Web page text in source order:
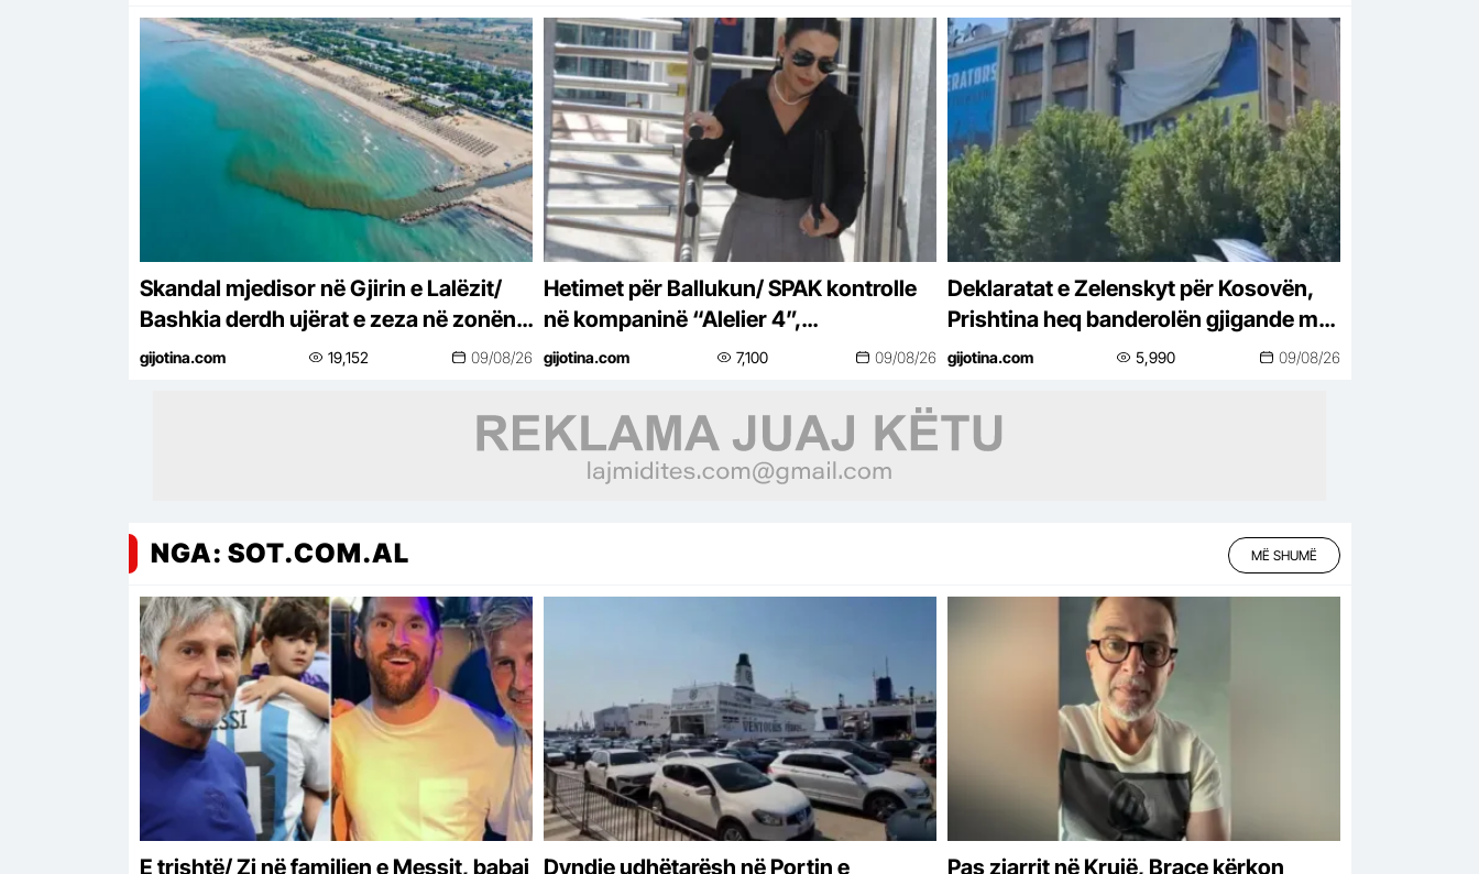
Skandal mjedisor në Gjirin e Lalëzit/
Bashkia derdh ujërat e zeza në zonën
elitare të Adriatikut
gijotina.com 19,152 09/08/26
Hetimet për Ballukun/ SPAK kontrolle
në kompaninë “Alelier 4”,
sekuestrohet projekti i vilës luksoze
gijotina.com 7,100 09/08/26
Deklaratat e Zelenskyt për Kosovën,
Prishtina heq banderolën gjigande me
mbishkrimin ‘Free Ukraine’
gijotina.com 5,990 09/08/26
NGA: SOT.COM.AL MË SHUMË
E trishtë/ Zi në familjen e Messit, babai
Dyndje udhëtarësh në Portin e
Pas zjarrit në Krujë, Braçe kërkon